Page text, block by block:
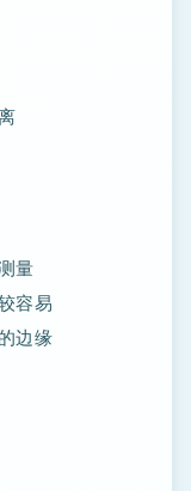
量
容易
边缘